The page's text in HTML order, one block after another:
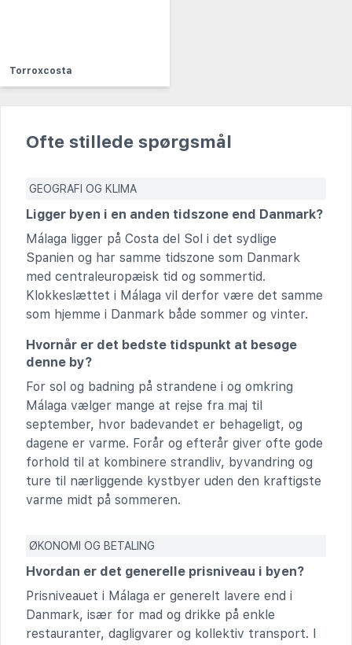
Torroxcosta
Ofte stillede spørgsmål
GEOGRAFI OG KLIMA
Ligger byen i en anden tidszone end Danmark?
Málaga ligger på Costa del Sol i det sydlige
Spanien og har samme tidszone som Danmark
med centraleuropæisk tid og sommertid.
Klokkeslættet i Málaga vil derfor være det samme
som hjemme i Danmark både sommer og vinter.
Hvornår er det bedste tidspunkt at besøge
denne by?
For sol og badning på strandene i og omkring
Málaga vælger mange at rejse fra maj til
september, hvor badevandet er behageligt, og
dagene er varme. Forår og efterår giver ofte gode
forhold til at kombinere strandliv, byvandring og
ture til nærliggende kystbyer uden den kraftigste
varme midt på sommeren.
ØKONOMI OG BETALING
Hvordan er det generelle prisniveau i byen?
Prisniveauet i Málaga er generelt lavere end i
Danmark, især for mad og drikke på enkle
restauranter, dagligvarer og kollektiv transport. I